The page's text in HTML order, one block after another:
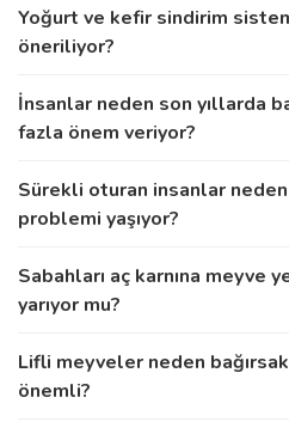
Yoğurt ve kefir sindirim
öneriliyor?
İnsanlar neden son yıllarda
fazla önem veriyor?
Sürekli oturan insanlar
problemi yaşıyor?
Sabahları aç karnına meyve
yarıyor mu?
Lifli meyveler neden
önemli?